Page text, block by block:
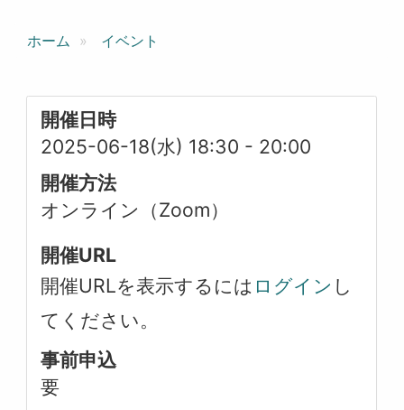
ホーム イベント
開催日時
2025-06-18(水) 18:30 - 20:00
開催方法
オンライン（Zoom）
開催URL
開催URLを表示するには ログイン し
てください。
事前申込
要